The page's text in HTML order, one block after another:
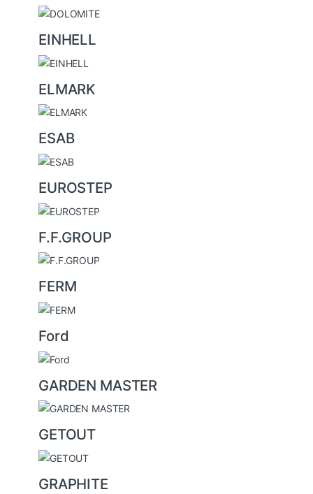
EINHELL
ELMARK
ESAB
EUROSTEP
F.F.GROUP
FERM
Ford
GARDEN MASTER
GETOUT
GRAPHITE